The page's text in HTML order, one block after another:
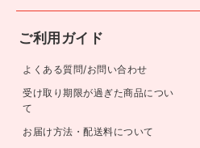
ご利用ガイド
よくある質問/お問い合わせ
受け取り期限が過ぎた商品につい
て
お届け方法・配送料について